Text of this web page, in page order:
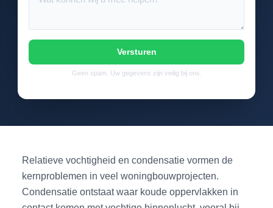
Versturen
Geen spam. Uw gegevens zijn veilig bij ons.
Relatieve vochtigheid en condensatie vormen de
kernproblemen in veel woningbouwprojecten.
Condensatie ontstaat waar koude oppervlakken in